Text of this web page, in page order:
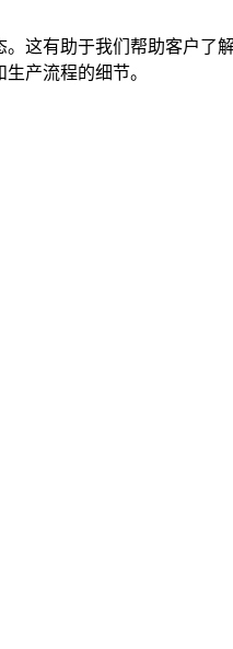
这有助于我们帮助客户了
产流程的细节。